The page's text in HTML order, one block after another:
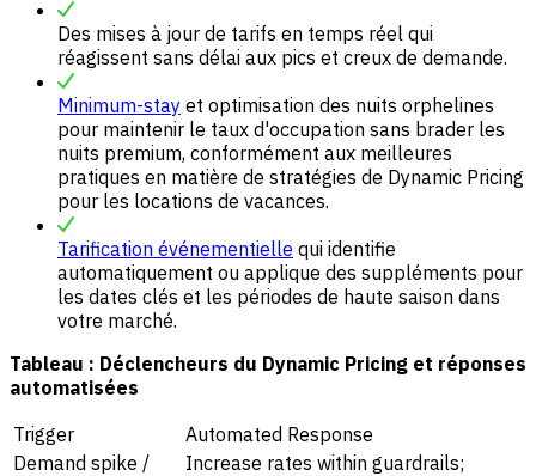
Des mises à jour de tarifs en temps réel qui
réagissent sans délai aux pics et creux de demande.
Minimum-stay et optimisation des nuits orphelines
pour maintenir le taux d'occupation sans brader les
nuits premium, conformément aux meilleures
pratiques en matière de stratégies de Dynamic Pricing
pour les locations de vacances.
Tarification événementielle qui identifie
automatiquement ou applique des suppléments pour
les dates clés et les périodes de haute saison dans
votre marché.
Tableau : Déclencheurs du Dynamic Pricing et réponses
automatisées
Trigger
Automated Response
Demand spike /
Increase rates within guardrails;